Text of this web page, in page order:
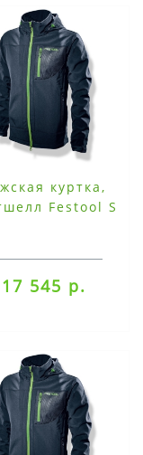
куртка,
Festool S
17 545 р.